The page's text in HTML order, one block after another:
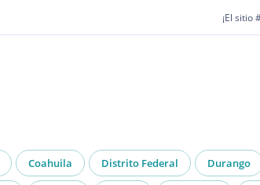
¡El
Coahuila Distrito Federal Durango